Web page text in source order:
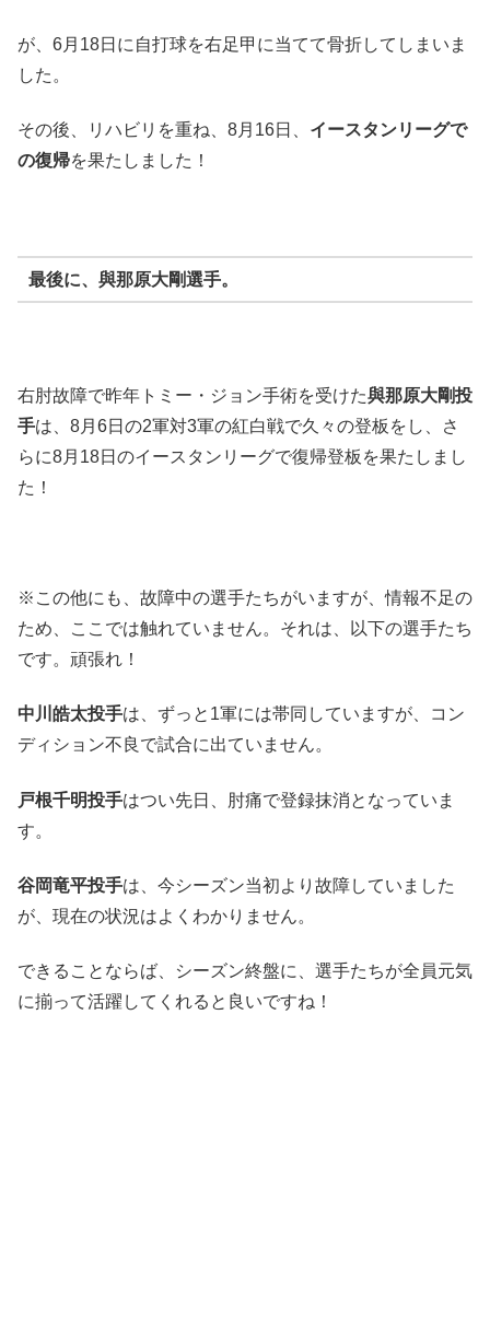
が、6月18日に自打球を右足甲に当てて骨折してしまいま
した。
その後、リハビリを重ね、8月16日、 イースタンリーグで
の復帰を果たしました！
最後に、 與那原大剛選手。
右肘故障で昨年トミー・ジョン手術を受けた與那原大剛投
手は、8月6日の2軍対3軍の紅白戦で久々の登板をし、さ
らに8月18日のイースタンリーグで復帰登板を果たしまし
た！
※この他にも、故障中の選手たちがいますが、情報不足の
ため、ここでは触れていません。それは、以下の選手たち
です。頑張れ！
中川 皓太投手は、ずっと1軍には帯同していますが、コン
ディション不良で試合に出ていません。
戸根千明投手はつい先日、肘痛で登録抹消となっていま
す。
谷岡竜平投手は、今シーズン当初より故障していました
が、現在の状況はよくわかりません。
できることならば、シーズン終盤に、選手たちが全員元気
に揃って活躍してくれると良いですね！